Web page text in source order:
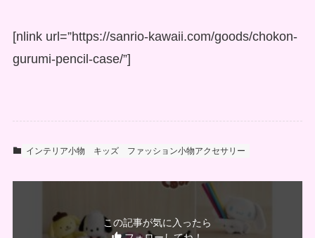
[nlink url=”https://sanrio-kawaii.com/goods/chokon-
gurumi-pencil-case/”]
インテリア小物 キッズ ファッション小物アクセサリー
この記事が気に入ったら